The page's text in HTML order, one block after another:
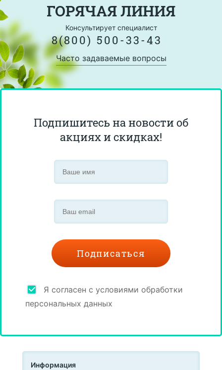
ГОРЯЧАЯ ЛИНИЯ
Консультирует специалист
8(800) 500-33-43
Часто задаваемые вопросы
Подпишитесь на новости об
акциях и скидках!
Я согласен с условиями обработки
персональных данных
Информация